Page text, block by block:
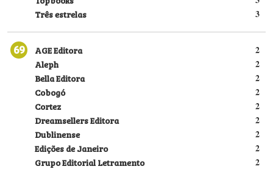
3
Três estrelas
69 2
AGE Editora
2
Aleph
2
Bella Editora
2
Cobogó
2
Cortez
2
Dreamsellers Editora
2
Dublinense
2
Edições de Janeiro
2
Grupo Editorial Letramento